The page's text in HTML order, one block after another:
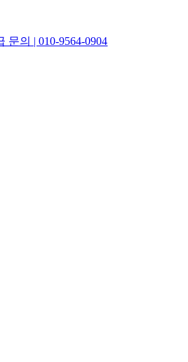
문의 | 010-9564-0904